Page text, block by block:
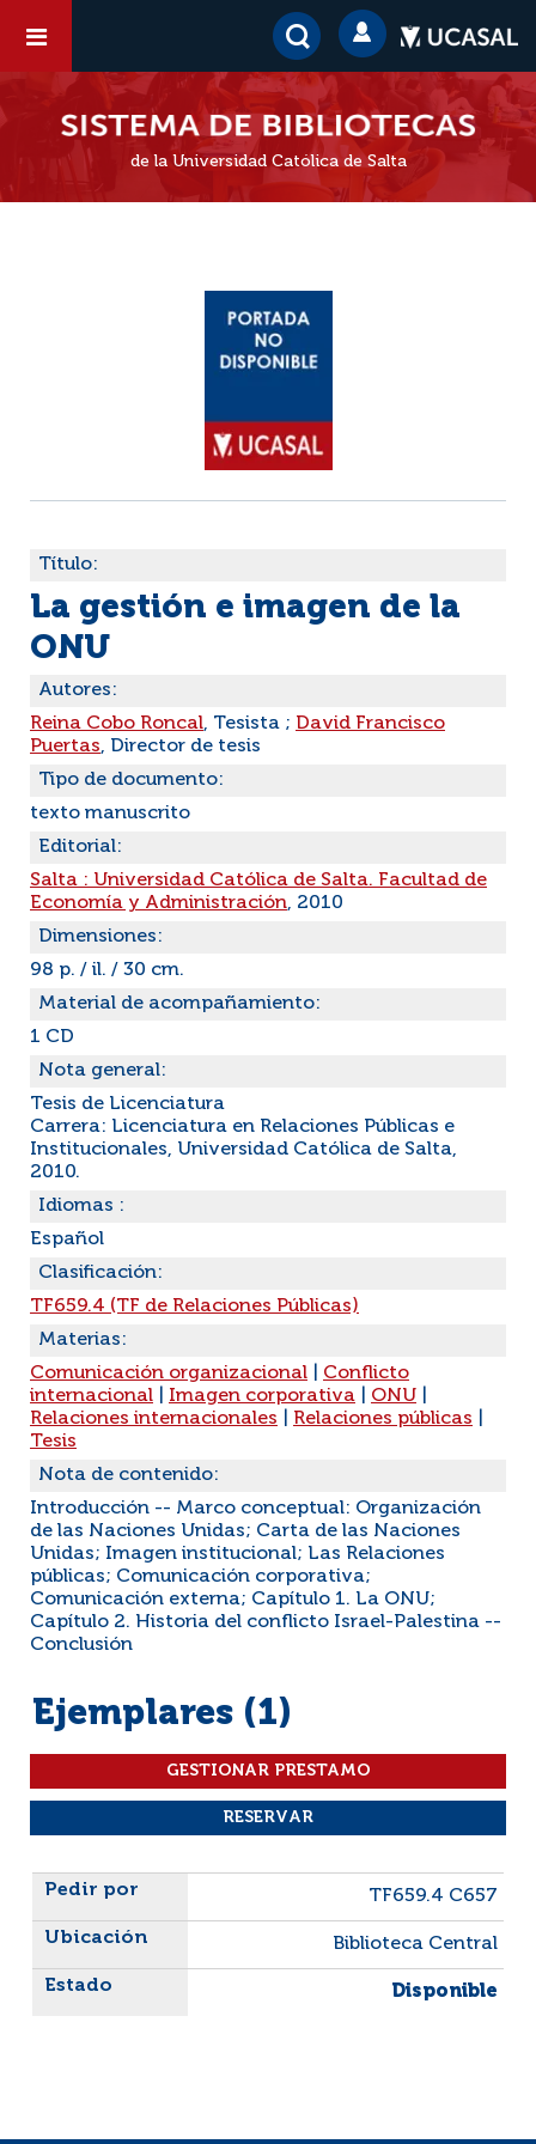
de la Universidad Católica de Salta
Título:
La gestión e imagen de la
ONU
Autores:
Reina Cobo Roncal, Tesista ; David Francisco
Puertas, Director de tesis
Tipo de documento:
texto manuscrito
Editorial:
Salta : Universidad Católica de Salta. Facultad de
Economía y Administración, 2010
Dimensiones:
98 p. / il. / 30 cm.
Material de acompañamiento:
1 CD
Nota general:
Tesis de Licenciatura
Carrera: Licenciatura en Relaciones Públicas e
Institucionales, Universidad Católica de Salta,
2010.
Idiomas :
Español
Clasificación:
TF659.4 (TF de Relaciones Públicas)
Materias:
Comunicación organizacional
Conflicto
internacional
Imagen corporativa ONU
Relaciones internacionales
Relaciones públicas
Tesis
Nota de contenido:
Introducción -- Marco conceptual: Organización
de las Naciones Unidas; Carta de las Naciones
Unidas; Imagen institucional; Las Relaciones
públicas; Comunicación corporativa;
Comunicación externa; Capítulo 1. La ONU;
Capítulo 2. Historia del conflicto Israel-Palestina --
Conclusión
Ejemplares (1)
Liste des exemplaires
TF659.4 C657
Biblioteca Central
Disponible